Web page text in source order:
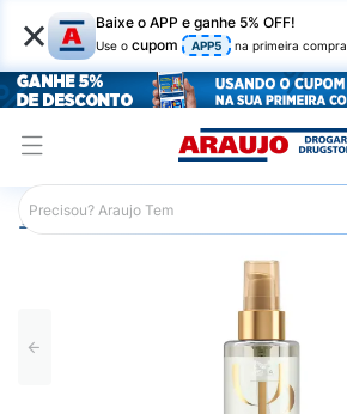
× Baixe o APP e ganhe 5% OFF!
Use o cupom APP5 na primeira compra
Araujo Cabelo